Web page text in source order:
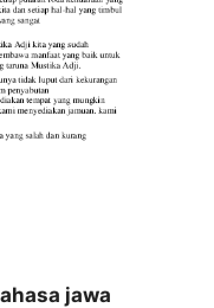
jawa